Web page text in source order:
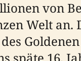
von
Welt an.
späte 16.